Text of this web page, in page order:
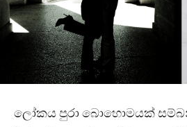
ලෝකය පුරා බොහොමයක්